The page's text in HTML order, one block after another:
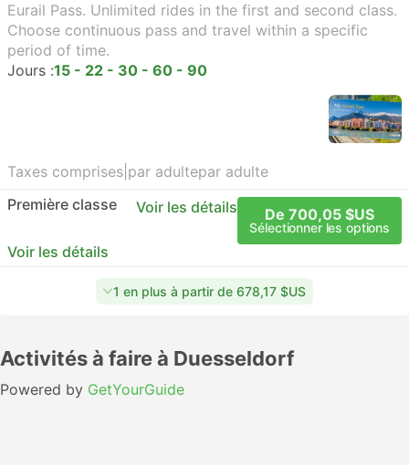
Eurail Pass. Unlimited rides in the first and second class.
Choose continuous pass and travel within a specific
period of time.
Jours :15 - 22 - 30 - 60 - 90
Taxes comprises par adultepar adulte
Première classe
Voir les détails De 700,05 $US
Sélectionner les options
Voir les détails
1 en plus à partir de 678,17 $US
Activités à faire à Duesseldorf
Powered by GetYourGuide